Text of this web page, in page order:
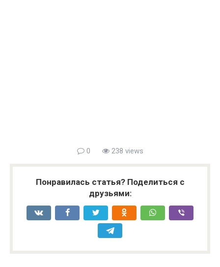
0 238 views
Понравилась статья? Поделиться с
друзьями: